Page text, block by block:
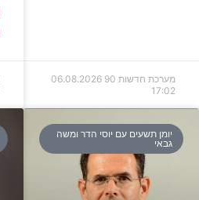
מערכת חדשות 90
06.08.2026
17:02
יומן תשעים עם יוסי הדר ומשה
גבאי